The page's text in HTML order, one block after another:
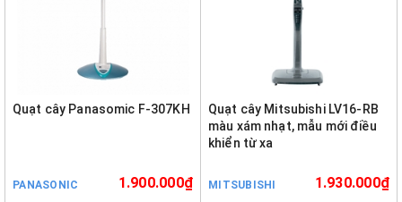
Quạt cây Panasomic F-307KH
PANASONIC 1.900.000₫
Quạt cây Mitsubishi LV16-RB
màu xám nhạt, mẫu mới điều
khiển từ xa
MITSUBISHI 1.930.000₫